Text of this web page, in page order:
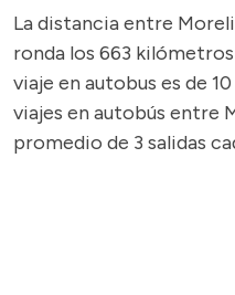
La distancia entre
ronda los 663
viaje en autobus es de
viajes en autobús entre
promedio de 3 salidas